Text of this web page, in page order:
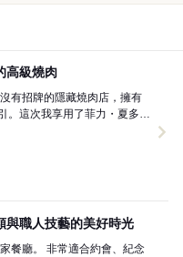
高級燒肉
。這次我享用了菲力・夏多布
與職人技藝的美好時光